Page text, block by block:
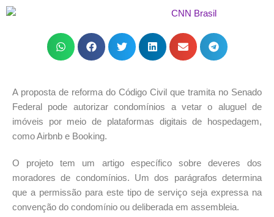
A proposta de reforma do Código Civil que tramita no Senado
Federal pode autorizar condomínios a vetar o aluguel de
imóveis por meio de plataformas digitais de hospedagem,
como Airbnb e Booking.
O projeto tem um artigo específico sobre deveres dos
moradores de condomínios. Um dos parágrafos determina
que a permissão para este tipo de serviço seja expressa na
convenção do condomínio ou deliberada em assembleia.